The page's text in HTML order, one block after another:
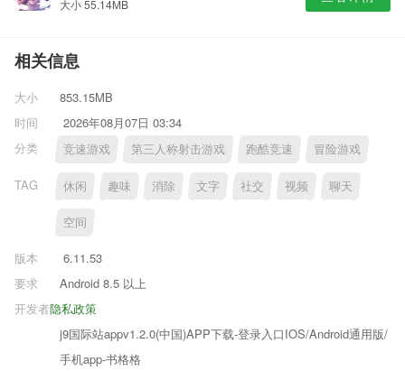
大小 55.14MB
相关信息
大小
853.15MB
时间
2026年08月07日 03:34
分类
竞速游戏 第三人称射击游戏 跑酷竞速 冒险游戏
TAG 休闲 趣味 消除 文字 社交 视频 聊天
空间
版本
6.11.53
要求
Android 8.5 以上
隐私政策
开发者
j9国际站appv1.2.0(中国)APP下载-登录入口IOS/Android通用版/
手机app-书格格